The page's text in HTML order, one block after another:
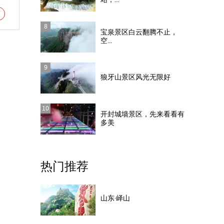
8
宝泉景区白云翻腾不止，
空...
9
狼牙山景区风光无限好
10
开封城墙景区，先来看看有
多美
热门推荐
山东·峄山